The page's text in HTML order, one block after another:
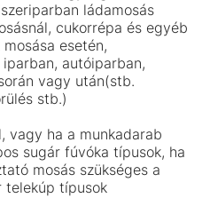
ládamosás
cukorrépa és egyéb
esetén,
autóiparban,
vagy után(stb.
stb.)
vagy ha a munkadarab
sugár fúvóka típusok, ha
mosás szükséges a
telekúp típusok